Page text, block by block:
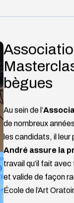
bègues
Au sein de l’
de nombreux
les candidats, il
André assure la
travail qu’il fait
et valide de façon
École de l’Art